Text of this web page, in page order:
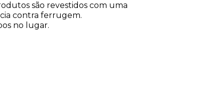
são revestidos com uma
contra ferrugem.
no lugar.